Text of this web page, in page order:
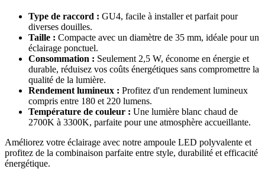
Type de raccord : GU4, facile à installer et parfait pour
diverses douilles.
Taille : Compacte avec un diamètre de 35 mm, idéale pour un
éclairage ponctuel.
Consommation : Seulement 2,5 W, économe en énergie et
durable, réduisez vos coûts énergétiques sans compromettre la
qualité de la lumière.
Rendement lumineux : Profitez d'un rendement lumineux
compris entre 180 et 220 lumens.
Température de couleur : Une lumière blanc chaud de
2700K à 3300K, parfaite pour une atmosphère accueillante.
Améliorez votre éclairage avec notre ampoule LED polyvalente et
profitez de la combinaison parfaite entre style, durabilité et efficacité
énergétique.